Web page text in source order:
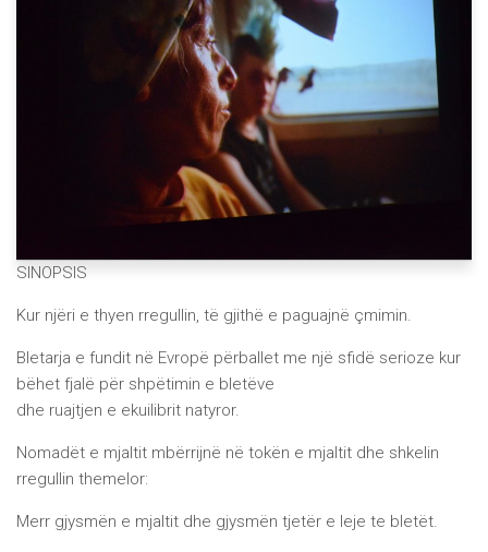
SINOPSIS
Kur njëri e thyen rregullin, të gjithë e paguajnë çmimin.
Bletarja e fundit në Evropë përballet me një sfidë serioze kur
bëhet fjalë për shpëtimin e bletëve
dhe ruajtjen e ekuilibrit natyror.
Nomadët e mjaltit mbërrijnë në tokën e mjaltit dhe shkelin
rregullin themelor:
Merr gjysmën e mjaltit dhe gjysmën tjetër e leje te bletët.